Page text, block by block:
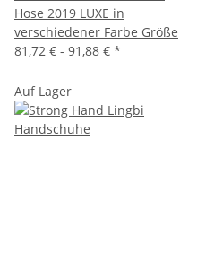
Hose 2019 LUXE in
verschiedener Farbe Größe
81,72 € - 91,88 € *
Auf Lager